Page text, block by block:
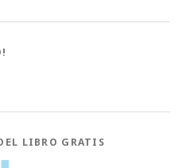
LIBRO GRATIS